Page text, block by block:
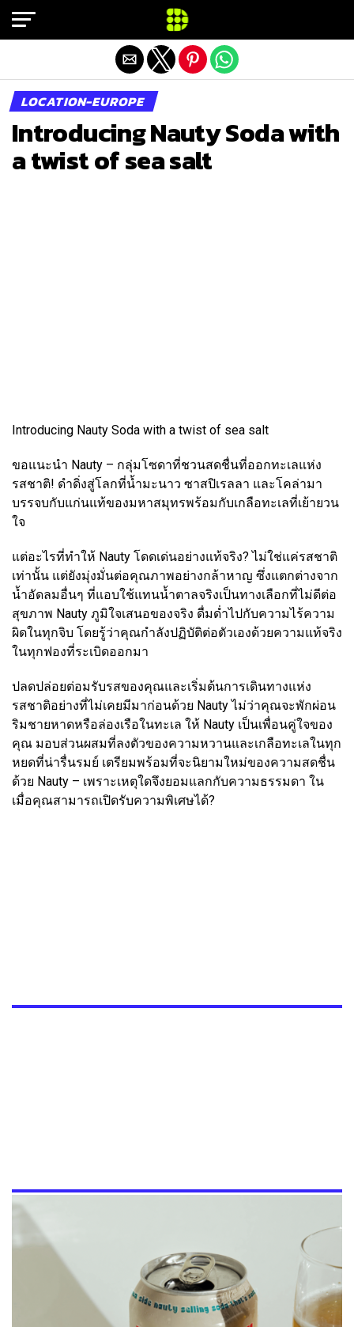
LOCATION-EUROPE
Introducing Nauty Soda with
a twist of sea salt
Introducing Nauty Soda with a twist of sea salt
ขอแนะนำ Nauty – กลุ่มโซดาที่ชวนสดชื่นที่ออกทะเลแห่ง
รสชาติ! ดำดิ่งสู่โลกที่น้ำมะนาว ซาสปิเรลลา และโคล่ามา
บรรจบกับแก่นแท้ของมหาสมุทรพร้อมกับเกลือทะเลที่เย้ายวน
ใจ
แต่อะไรที่ทำให้ Nauty โดดเด่นอย่างแท้จริง? ไม่ใช่แค่รสชาติ
เท่านั้น แต่ยังมุ่งมั่นต่อคุณภาพอย่างกล้าหาญ ซึ่งแตกต่างจาก
น้ำอัดลมอื่นๆ ที่แอบใช้แทนน้ำตาลจริงเป็นทางเลือกที่ไม่ดีต่อ
สุขภาพ Nauty ภูมิใจเสนอของจริง ดื่มด่ำไปกับความไร้ความ
ผิดในทุกจิบ โดยรู้ว่าคุณกำลังปฏิบัติต่อตัวเองด้วยความแท้จริง
ในทุกฟองที่ระเบิดออกมา
ปลดปล่อยต่อมรับรสของคุณและเริ่มต้นการเดินทางแห่ง
รสชาติอย่างที่ไม่เคยมีมาก่อนด้วย Nauty ไม่ว่าคุณจะพักผ่อน
ริมชายหาดหรือล่องเรือในทะเล ให้ Nauty เป็นเพื่อนคู่ใจของ
คุณ มอบส่วนผสมที่ลงตัวของความหวานและเกลือทะเลในทุก
หยดที่น่ารื่นรมย์ เตรียมพร้อมที่จะนิยามใหม่ของความสดชื่น
ด้วย Nauty – เพราะเหตุใดจึงยอมแลกกับความธรรมดา ใน
เมื่อคุณสามารถเปิดรับความพิเศษได้?
Exit mobile version